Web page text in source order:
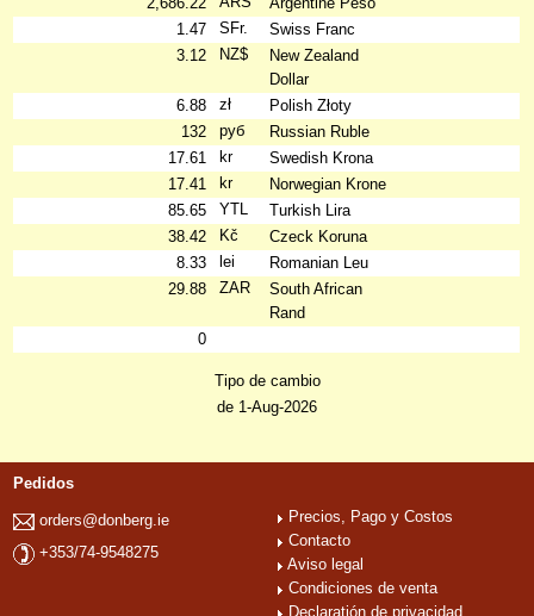
1.47
SFr.
Swiss Franc
3.12
NZ$
New Zealand
Dollar
6.88
zł
Polish Złoty
132
руб
Russian Ruble
17.61
kr
Swedish Krona
17.41
kr
Norwegian Krone
85.65
YTL
Turkish Lira
38.42
Kč
Czeck Koruna
8.33
lei
Romanian Leu
29.88
ZAR
South African
Rand
0
Tipo de cambio
de 1-Aug-2026
Pedidos
orders@donberg.ie
+353/74-9548275
Precios, Pago y Costos
Contacto
Aviso legal
Condiciones de venta
Declaratión de privacidad